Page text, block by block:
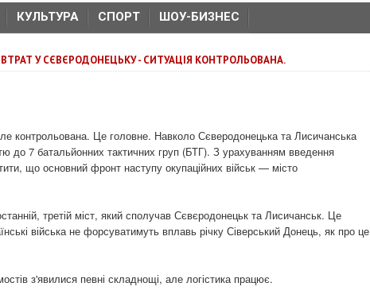
КУЛЬТУРА СПОРТ ШОУ-БИЗНЕС
У СЄВЄРОДОНЕЦЬКУ - СИТУАЦІЯ КОНТРОЛЬОВАНА.
контрольована. Це головне. Навколо Сєверодонецька та Лисичанська
до 7 батальйонних тактичних груп (БТГ). З урахуванням введення
що основний фронт наступу окупаційних військ — місто
третій міст, який сполучав Сєвєродонецьк та Лисичанськ. Це
війська не форсуватимуть вплавь річку Сіверський Донець, як про це
з'явилися певні складнощі, але логістика працює.